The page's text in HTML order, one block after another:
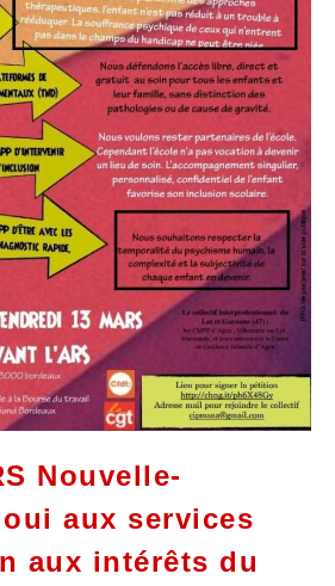
Nouvelle-
aux services
aux intérêts du